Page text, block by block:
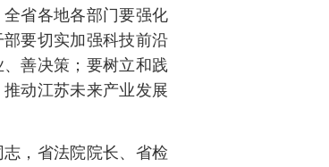
省各地各部门要强化
要切实加强科技前沿
善决策；要树立和践
动江苏未来产业发展
，省法院院长、省检